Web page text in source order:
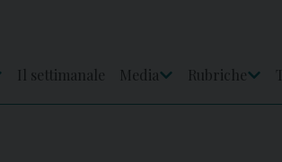
Il settimanale
Media
Rubriche